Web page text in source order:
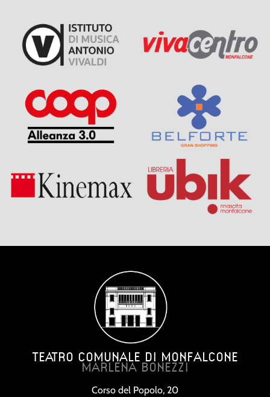
TEATRO COMUNALE DI MONFALCONE
MARLENA BONEZZI
Corso del Popolo, 20